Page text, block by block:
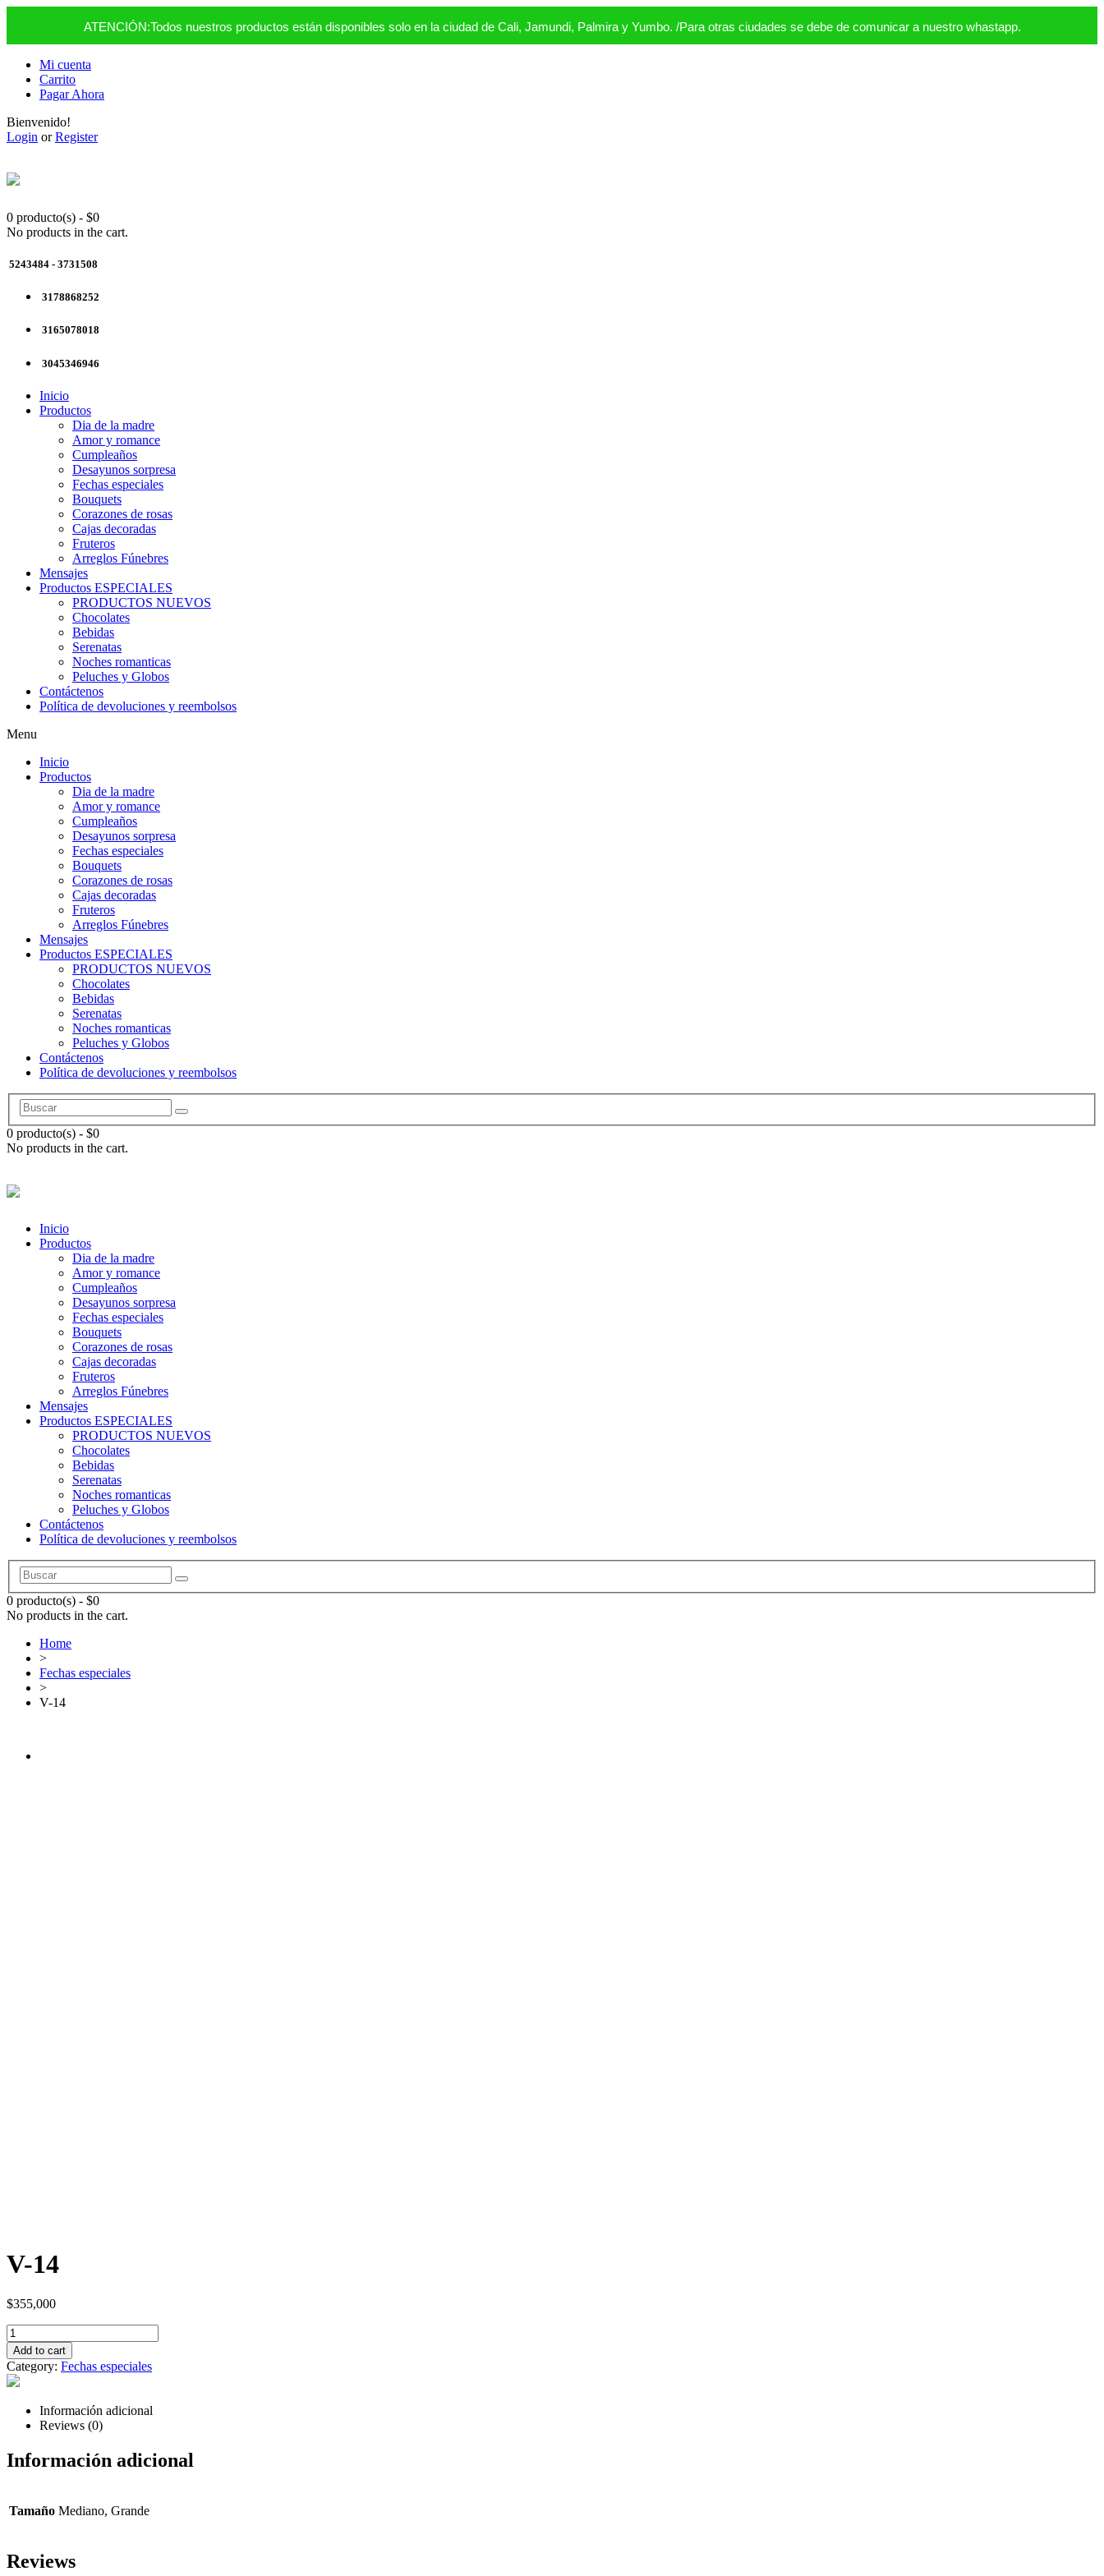
ATENCIÓN:Todos nuestros productos están disponibles solo en la ciudad de Cali, Jamundi, Palmira y Yumbo. /Para otras ciudades se debe de comunicar a nuestro whastapp.
Mi cuenta
Carrito
Pagar Ahora
Bienvenido!
Login orRegister
0 producto(s) - $0
No products in the cart.
5243484 - 3731508
3178868252
3165078018
3045346946
Inicio
Productos
Dia de la madre
Amor y romance
Cumpleaños
Desayunos sorpresa
Fechas especiales
Bouquets
Corazones de rosas
Cajas decoradas
Fruteros
Arreglos Fúnebres
Mensajes
Productos ESPECIALES
PRODUCTOS NUEVOS
Chocolates
Bebidas
Serenatas
Noches romanticas
Peluches y Globos
Contáctenos
Política de devoluciones y reembolsos
Menu
Inicio
Productos
Dia de la madre
Amor y romance
Cumpleaños
Desayunos sorpresa
Fechas especiales
Bouquets
Corazones de rosas
Cajas decoradas
Fruteros
Arreglos Fúnebres
Mensajes
Productos ESPECIALES
PRODUCTOS NUEVOS
Chocolates
Bebidas
Serenatas
Noches romanticas
Peluches y Globos
Contáctenos
Política de devoluciones y reembolsos
0 producto(s) - $0
No products in the cart.
Inicio
Productos
Dia de la madre
Amor y romance
Cumpleaños
Desayunos sorpresa
Fechas especiales
Bouquets
Corazones de rosas
Cajas decoradas
Fruteros
Arreglos Fúnebres
Mensajes
Productos ESPECIALES
PRODUCTOS NUEVOS
Chocolates
Bebidas
Serenatas
Noches romanticas
Peluches y Globos
Contáctenos
Política de devoluciones y reembolsos
0 producto(s) - $0
No products in the cart.
Home
>
Fechas especiales
>
V-14
V-14
$355,000
Quantity
Add to cart
Category: Fechas especiales
Información adicional
Reviews (0)
Información adicional
Tamaño Mediano, Grande
Reviews